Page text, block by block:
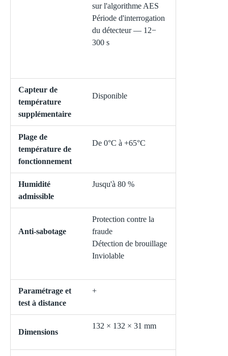
sur l'algorithme AES
Période d'interrogation
du détecteur — 12−
300 s
Capteur de
température
supplémentaire
Disponible
Plage de
température de
fonctionnement
De 0°С à +65°С
Humidité
admissible
Jusqu'à 80 %
Anti-sabotage
Protection contre la
fraude
Détection de brouillage
Inviolable
Paramétrage et
test à distance
+
Dimensions
132 × 132 × 31 mm